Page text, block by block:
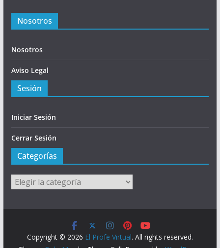
Nosotros
Nosotros
Aviso Legal
Sesión
Iniciar Sesión
Cerrar Sesión
Categorías
Categorías
Copyright © 2026 El Profe Virtual. All rights reserved.